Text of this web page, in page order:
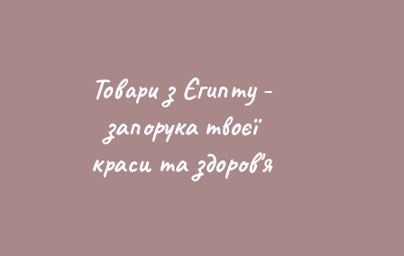
Товари з Єгипту -
запорука твоєї
краси та здоров'я